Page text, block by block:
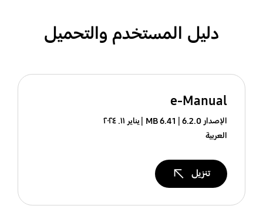
دليل المستخدم والتحميل
e-Manual
الإصدار 6.2.0 6.41 MB
يناير ١١. ٢٠٢٤
العربية
تنزيل